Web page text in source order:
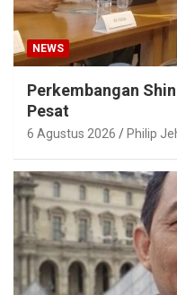
NEWS
Perkembangan
Pesat
6 Agustus 2026 Philip